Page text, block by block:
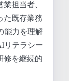
担当者、
た既存業務
能力を理解
リテラシー
修を継続的